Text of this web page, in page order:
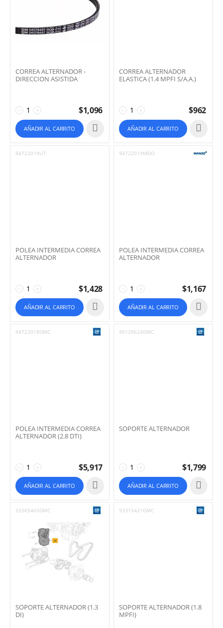
CORREA ALTERNADOR -
DIRECCION ASISTIDA
+
− $1,096
AÑADIR AL CARRITO
CORREA ALTERNADOR
ELASTICA (1.4 MPFI S/A.A.)
+
− $962
AÑADIR AL CARRITO
94722019LIT
POLEA INTERMEDIA CORREA
ALTERNADOR
+
− $1,428
AÑADIR AL CARRITO
94722019MDO
POLEA INTERMEDIA CORREA
ALTERNADOR
+
− $1,167
AÑADIR AL CARRITO
94722018GMC
POLEA INTERMEDIA CORREA
ALTERNADOR (2.8 DTI)
+
− $5,917
AÑADIR AL CARRITO
90128624GMC
SOPORTE ALTERNADOR
+
− $1,799
AÑADIR AL CARRITO
55565465GMC
SOPORTE ALTERNADOR (1.3
DI)
93315421GMC
SOPORTE ALTERNADOR (1.8
MPFI)